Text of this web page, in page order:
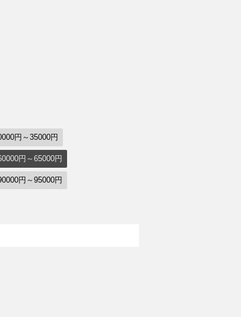
円～35000円
円～65000円
円～95000円